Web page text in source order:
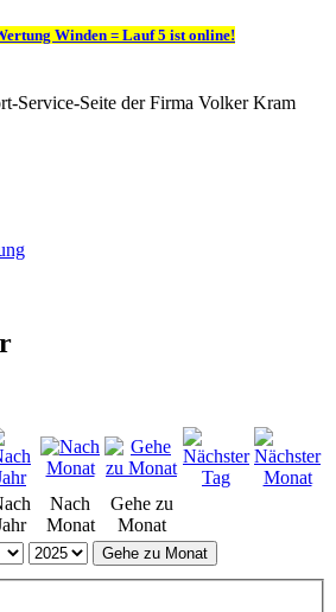
Winden = Lauf 5 ist online!
Service-Seite der Firma Volker Kram
Nach
Monat
Gehe zu
Monat
Gehe zu Monat